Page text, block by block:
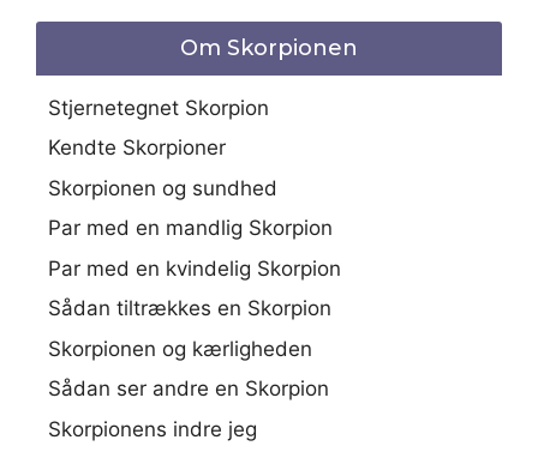
Om Skorpionen
Stjernetegnet Skorpion
Kendte Skorpioner
Skorpionen og sundhed
Par med en mandlig Skorpion
Par med en kvindelig Skorpion
Sådan tiltrækkes en Skorpion
Skorpionen og kærligheden
Sådan ser andre en Skorpion
Skorpionens indre jeg